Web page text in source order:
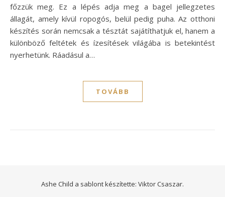
főzzük meg. Ez a lépés adja meg a bagel jellegzetes
állagát, amely kívül ropogós, belül pedig puha. Az otthoni
készítés során nemcsak a tésztát sajátíthatjuk el, hanem a
különböző feltétek és ízesítések világába is betekintést
nyerhetünk. Ráadásul a…
TOVÁBB
Ashe Child a sablont készítette: Viktor Csaszar.